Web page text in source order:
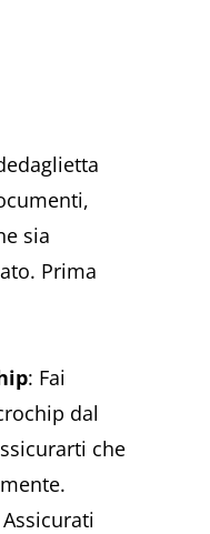
sia
Prima
: Fai
dal
che
Assicurati